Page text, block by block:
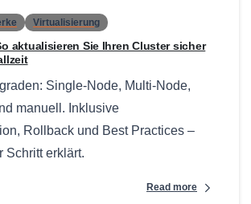
Virtualisierung
aktualisieren Sie Ihren Cluster sicher
Single-Node, Multi-Node,
manuell. Inklusive
Rollback und Best Practices –
Schritt erklärt.
Read more